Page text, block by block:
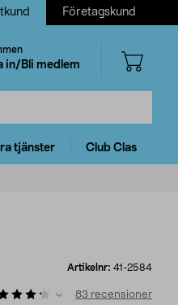
Företagskund
in/Bli medlem
tjänster Club Clas
Artikelnr: 41-2584
83 recensioner